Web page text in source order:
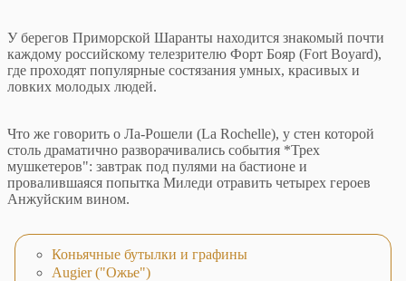
У берегов Приморской Шаранты находится знакомый почти
каждому российскому телезрителю Форт Бояр (Fort Boyard),
где проходят популярные состязания умных, красивых и
ловких молодых людей.
Что же говорить о Ла-Рошели (La Rochelle), у стен которой
столь драматично разворачивались события *Трех
мушкетеров": завтрак под пулями на бастионе и
провалившаяся попытка Миледи отравить четырех героев
Анжуйским вином.
Коньячные бутылки и графины
Augier ("Ожье")